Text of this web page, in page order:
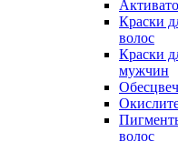
Краски
волос
Краски
мужчин
волос